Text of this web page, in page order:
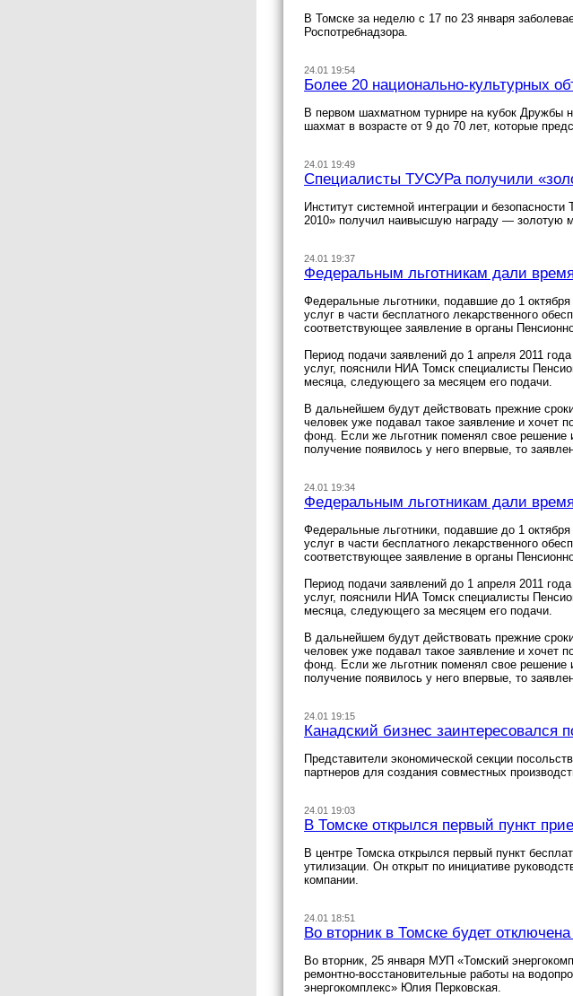
В Томске за неделю с 17 по 23 января
Роспотребнадзора.
24.01 19:54
Более 20 национально-культурных
В первом шахматном турнире на кубок Дружбы
шахмат в возрасте от 9 до 70 лет, которые
24.01 19:49
Специалисты ТУСУРа получили
Институт системной интеграции и
2010» получил наивысшую награду — золотую
24.01 19:37
Федеральным льготникам дали
Федеральные льготники, подавшие до 1
услуг в части бесплатного лекарственного
соответствующее заявление в органы
Период подачи заявлений до 1 апреля 2011
услуг, пояснили НИА Томск специалисты
месяца, следующего за месяцем его подачи.
В дальнейшем будут действовать прежние
человек уже подавал такое заявление и хочет
фонд. Если же льготник поменял свое решение
получение появилось у него впервые, то
24.01 19:34
Федеральным льготникам дали
Федеральные льготники, подавшие до 1
услуг в части бесплатного лекарственного
соответствующее заявление в органы
Период подачи заявлений до 1 апреля 2011
услуг, пояснили НИА Томск специалисты
месяца, следующего за месяцем его подачи.
В дальнейшем будут действовать прежние
человек уже подавал такое заявление и хочет
фонд. Если же льготник поменял свое решение
получение появилось у него впервые, то
24.01 19:15
Канадский бизнес заинтересовался
Представители экономической секции
партнеров для создания совместных
24.01 19:03
В Томске открылся первый пункт
В центре Томска открылся первый пункт
утилизации. Он открыт по инициативе
компании.
24.01 18:51
Во вторник в Томске будет
Во вторник, 25 января МУП «Томский
ремонтно-восстановительные работы на
энергокомплекс» Юлия Перковская.